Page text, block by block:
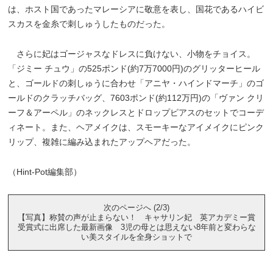
は、ホスト国であったマレーシアに敬意を表し、国花であるハイビ
スカスを金糸で刺しゅうしたものだった。
さらに妃はゴージャスなドレスに負けない、小物をチョイス。
「ジミー チュウ」の525ポンド(約7万7000円)のグリッターヒール
と、ゴールドの刺しゅうに合わせ「アニヤ・ハインドマーチ」のゴ
ールドのクラッチバッグ、7603ポンド(約112万円)の「ヴァン クリ
ーフ＆アーペル」のネックレスとドロップピアスのセットでコーデ
ィネート。また、ヘアメイクは、スモーキーなアイメイクにピンク
リップ、複雑に編み込まれたアップヘアだった。
（Hint-Pot編集部）
次のページへ (2/3)
【写真】称賛の声が止まらない！ キャサリン妃 英アカデミー賞
受賞式に出席した最新画像 3児の母とは思えない8年前と変わらな
い美スタイルを全身ショットで